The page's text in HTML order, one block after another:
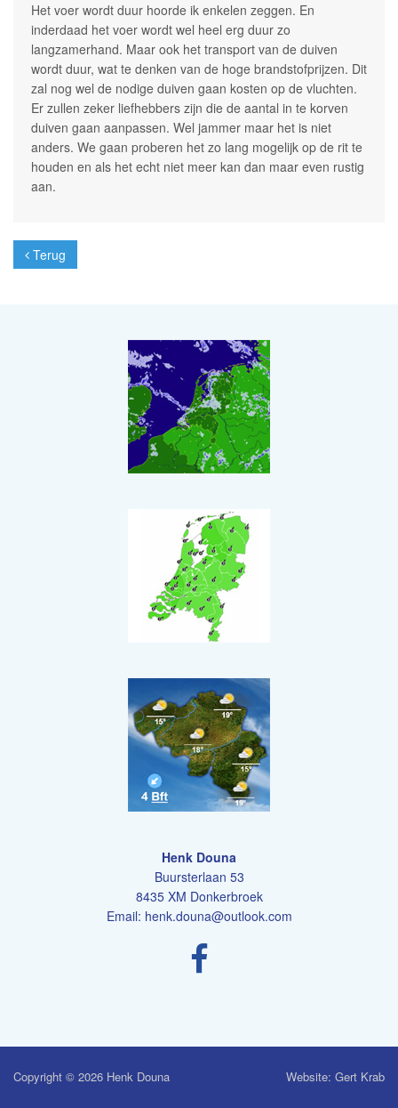
Het voer wordt duur hoorde ik enkelen zeggen. En
inderdaad het voer wordt wel heel erg duur zo
langzamerhand. Maar ook het transport van de duiven
wordt duur, wat te denken van de hoge brandstofprijzen. Dit
zal nog wel de nodige duiven gaan kosten op de vluchten.
Er zullen zeker liefhebbers zijn die de aantal in te korven
duiven gaan aanpassen. Wel jammer maar het is niet
anders. We gaan proberen het zo lang mogelijk op de rit te
houden en als het echt niet meer kan dan maar even rustig
aan.
Terug
Henk Douna
Buursterlaan 53
8435 XM Donkerbroek
Email: henk.douna@outlook.com
Copyright © 2026 Henk Douna Website: Gert Krab